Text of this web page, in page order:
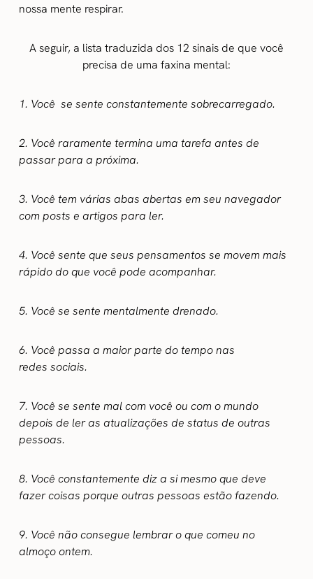
nossa mente respirar.
A seguir, a lista traduzida dos 12 sinais de que você
precisa de uma faxina mental:
1. Você se sente constantemente sobrecarregado.
2. Você raramente termina uma tarefa antes de
passar para a próxima.
3. Você tem várias abas abertas em seu navegador
com posts e artigos para ler.
4. Você sente que seus pensamentos se movem mais
rápido do que você pode acompanhar.
5. Você se sente mentalmente drenado.
6. Você passa a maior parte do tempo nas
redes sociais.
7. Você se sente mal com você ou com o mundo
depois de ler as atualizações de status de outras
pessoas.
8. Você constantemente diz a si mesmo que deve
fazer coisas porque outras pessoas estão fazendo.
9. Você não consegue lembrar o que comeu no
almoço ontem.